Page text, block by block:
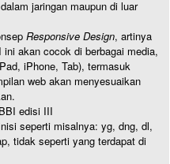
jaringan maupun di luar
Responsive Design, artinya
ini akan cocok di berbagai media,
iPhone, Tab), termasuk
web akan menyesuaikan
edisi III
seperti misalnya: yg, dng, dl,
tidak seperti yang terdapat di